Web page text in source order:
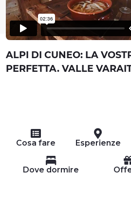
ALPI DI CUNEO: LA
PERFETTA. VALLE
Cosa fare Esperienze
Dove dormire